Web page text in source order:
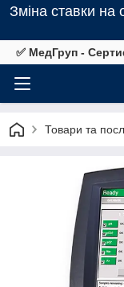
Зміна ставки на
✅ МедГруп -
Товари та